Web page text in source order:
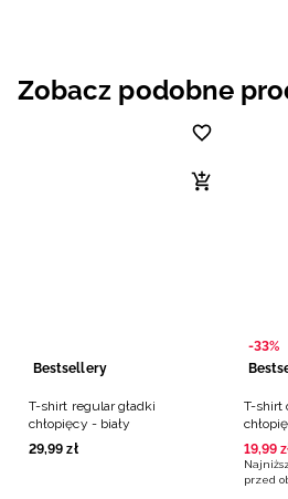
Zobacz podobne
Bestsellery
T-shirt regular gładki
chłopięcy - biały
29,99 zł
-33%
T-shirt
19,99
przed